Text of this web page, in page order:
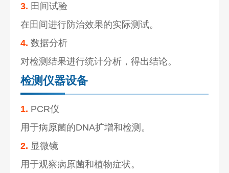
3. 田间试验
在田间进行防治效果的实际测试。
4. 数据分析
对检测结果进行统计分析，得出结论。
检测仪器设备
1. PCR仪
用于病原菌的DNA扩增和检测。
2. 显微镜
用于观察病原菌和植物症状。